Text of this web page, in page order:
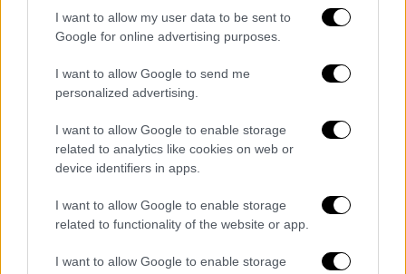
I want to allow my user data to be sent to
Google for online advertising purposes.
I want to allow Google to send me
personalized advertising.
I want to allow Google to enable storage
related to analytics like cookies on web or
device identifiers in apps.
I want to allow Google to enable storage
related to functionality of the website or app.
I want to allow Google to enable storage
Μια γυναίκα επέζησε από ένοπλη επίθεση
που επίσης αποδίδεται στον Ουέσλι
Με πληθυσμό περίπου
Στόκτον βρίσκεται 60 χιλιόμετρα νότια του
Σακραμέντο, της πρωτεύουσας της
Καλιφόρνια.
Ουέσλι Μπράουνλιαναμένεται να
εμφανιστεί ενώπιον δικαστηρίου την Τρίτη
για να του απαγγελθούν κατηγορίες